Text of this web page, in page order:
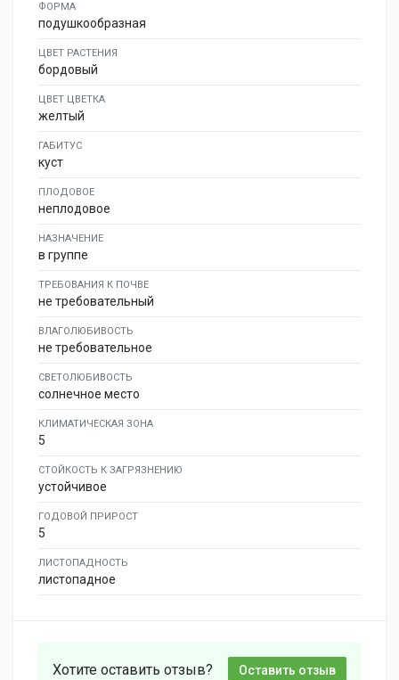
ФОРМА
подушкообразная
ЦВЕТ РАСТЕНИЯ
бордовый
ЦВЕТ ЦВЕТКА
желтый
ГАБИТУС
куст
ПЛОДОВОЕ
неплодовое
НАЗНАЧЕНИЕ
в группе
ТРЕБОВАНИЯ К ПОЧВЕ
не требовательный
ВЛАГОЛЮБИВОСТЬ
не требовательное
СВЕТОЛЮБИВОСТЬ
солнечное место
КЛИМАТИЧЕСКАЯ ЗОНА
5
СТОЙКОСТЬ К ЗАГРЯЗНЕНИЮ
устойчивое
ГОДОВОЙ ПРИРОСТ
5
ЛИСТОПАДНОСТЬ
листопадное
Хотите оставить отзыв? Оставить отзыв